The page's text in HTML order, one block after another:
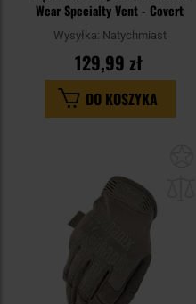
Wear Specialty Vent - Covert
Wysyłka: Natychmiast
129,99 zł
DO KOSZYKA